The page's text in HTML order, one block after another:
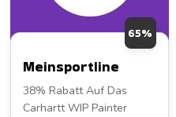
65%
Meinsportline
38% Rabatt Auf Das
Carhartt WIP Painter